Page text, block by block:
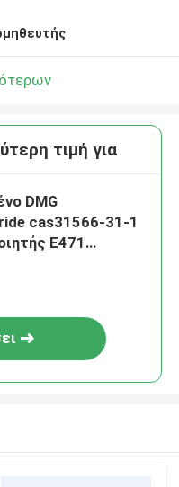
τιμή για
DMG
cas31566-31-1
E471